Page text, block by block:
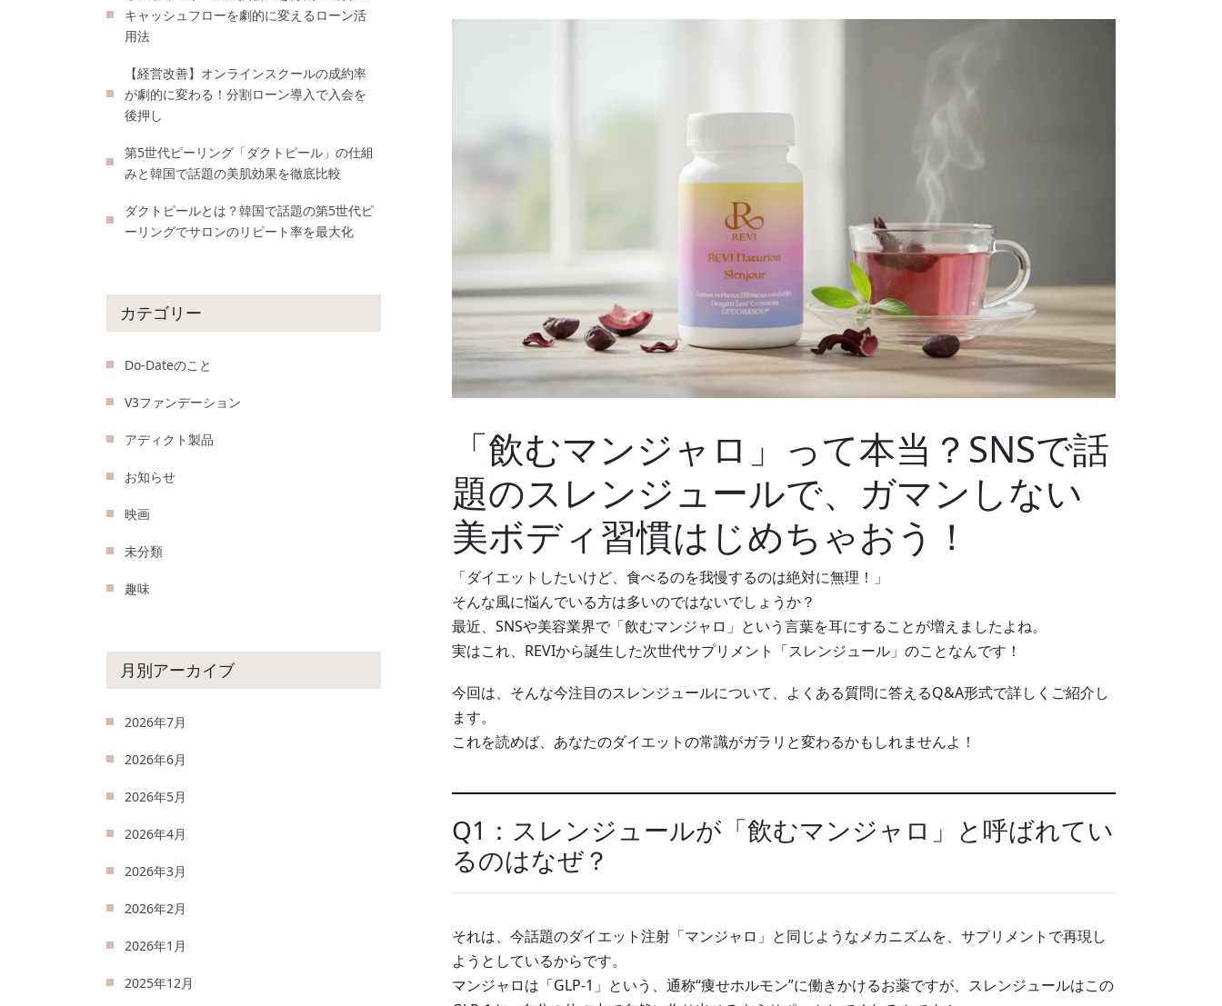
「飲むマンジャロ」って本当？SNSで話
題のスレンジュールで、ガマンしない
美ボディ習慣はじめちゃおう！
「ダイエットしたいけど、食べるのを我慢するのは絶対に無理！」
そんな風に悩んでいる方は多いのではないでしょうか？
最近、SNSや美容業界で「飲むマンジャロ」という言葉を耳にすることが増えましたよね。
実はこれ、REVIから誕生した次世代サプリメント「スレンジュール」のことなんです！
今回は、そんな今注目のスレンジュールについて、よくある質問に答えるQ&A形式で詳しくご紹介し
ます。
これを読めば、あなたのダイエットの常識がガラリと変わるかもしれませんよ！
Q1：スレンジュールが「飲むマンジャロ」と呼ばれてい
るのはなぜ？
それは、今話題のダイエット注射「マンジャロ」と同じようなメカニズムを、サプリメントで再現し
ようとしているからです。
マンジャロは「GLP-1」という、通称“痩せホルモン”に働きかけるお薬ですが、スレンジュールはこの
キャッシュフローを劇的に変えるローン活
用法
【経営改善】オンラインスクールの成約率
が劇的に変わる！分割ローン導入で入会を
後押し
第5世代ピーリング「ダクトピール」の仕組
みと韓国で話題の美肌効果を徹底比較
ダクトピールとは？韓国で話題の第5世代ピ
ーリングでサロンのリピート率を最大化
カテゴリー
Do-Dateのこと
V3ファンデーション
アディクト製品
お知らせ
映画
未分類
趣味
月別アーカイブ
2026年7月
2026年6月
2026年5月
2026年4月
2026年3月
2026年2月
2026年1月
2025年12月